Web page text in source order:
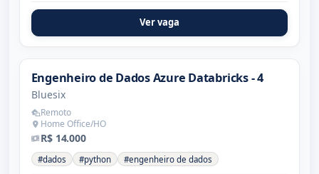
Ver vaga
Engenheiro de Dados Azure Databricks - 4
Bluesix
Remoto
Home Office/HO
R$ 14.000
#dados #python #engenheiro de dados